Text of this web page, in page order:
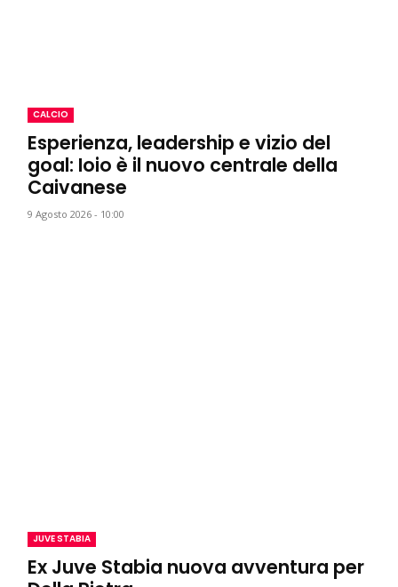
CALCIO
Esperienza, leadership e vizio del
goal: Ioio è il nuovo centrale della
Caivanese
9 Agosto 2026 - 10:00
JUVE STABIA
Ex Juve Stabia nuova avventura per